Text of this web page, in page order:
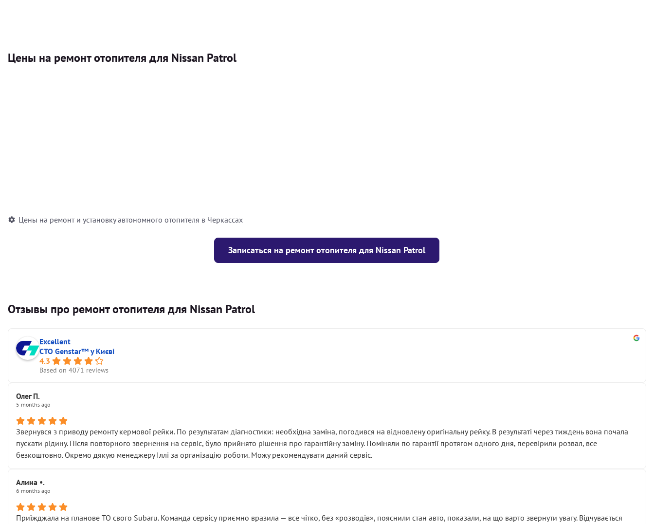
Цены на ремонт отопителя для Nissan Patrol
Цены на ремонт и установку автономного отопителя в Черкассах
Записаться на ремонт отопителя для Nissan Patrol
Отзывы про ремонт отопителя для Nissan Patrol
Excellent
СТО Genstar™ у Києві
4.3
Based on 4071 reviews
Олег П.
5 months ago
Звернувся з приводу ремонту кермової рейки. По результатам діагностики: необхідна заміна, погодився на відновлену оригінальну рейку. В результаті через тиждень вона почала
пускати рідину. Після повторного звернення на сервіс, було прийнято рішення про гарантійну заміну. Поміняли по гарантії протягом одного дня, перевірили розвал, все
безкоштовно. Окремо дякую менеджеру Іллі за організацію роботи. Можу рекомендувати даний сервіс.
Алина •.
6 months ago
Приїжджала на планове ТО свого Subaru. Команда сервісу приємно вразила — все чітко, без «розводів», пояснили стан авто, показали, на що варто звернути увагу. Відчувається